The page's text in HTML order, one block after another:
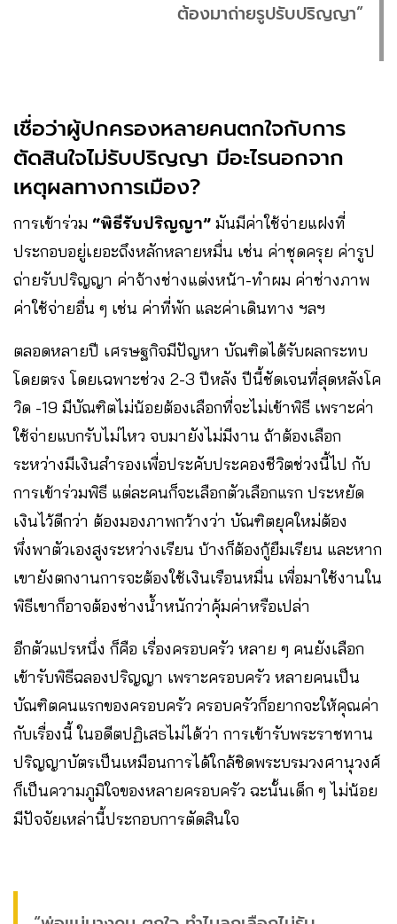
ต้องมาถ่ายรูปรับปริญญา”
เชื่อว่าผู้ปกครองหลายคนตกใจกับการ
ตัดสินใจไม่รับปริญญา มีอะไรนอกจาก
เหตุผลทางการเมือง?
การเข้าร่วม “พิธีรับปริญญา” มันมีค่าใช้จ่ายแฝงที่
ประกอบอยู่เยอะถึงหลักหลายหมื่น เช่น ค่าชุดครุย ค่ารูป
ถ่ายรับปริญญา ค่าจ้างช่างแต่งหน้า-ทำผม ค่าช่างภาพ
ค่าใช้จ่ายอื่น ๆ เช่น ค่าที่พัก และค่าเดินทาง ฯลฯ
ตลอดหลายปี เศรษฐกิจมีปัญหา บัณฑิตได้รับผลกระทบ
โดยตรง โดยเฉพาะช่วง 2-3 ปีหลัง ปีนี้ชัดเจนที่สุดหลังโค
วิด -19 มีบัณฑิตไม่น้อยต้องเลือกที่จะไม่เข้าพิธี เพราะค่า
ใช้จ่ายแบกรับไม่ไหว จบมายังไม่มีงาน ถ้าต้องเลือก
ระหว่างมีเงินสำรองเพื่อประคับประคองชีวิตช่วงนี้ไป กับ
การเข้าร่วมพิธี แต่ละคนก็จะเลือกตัวเลือกแรก ประหยัด
เงินไว้ดีกว่า ต้องมองภาพกว้างว่า บัณฑิตยุคใหม่ต้อง
พึ่งพาตัวเองสูงระหว่างเรียน บ้างก็ต้องกู้ยืมเรียน และหาก
เขายังตกงานการจะต้องใช้เงินเรือนหมื่น เพื่อมาใช้งานใน
พิธีเขาก็อาจต้องช่างน้ำหนักว่าคุ้มค่าหรือเปล่า
อีกตัวแปรหนึ่ง ก็คือ เรื่องครอบครัว หลาย ๆ คนยังเลือก
เข้ารับพิธีฉลองปริญญา เพราะครอบครัว หลายคนเป็น
บัณฑิตคนแรกของครอบครัว ครอบครัวก็อยากจะให้คุณค่า
กับเรื่องนี้ ในอดีตปฏิเสธไม่ได้ว่า การเข้ารับพระราชทาน
ปริญญาบัตรเป็นเหมือนการได้ใกล้ชิดพระบรมวงศานุวงศ์
ก็เป็นความภูมิใจของหลายครอบครัว ฉะนั้นเด็ก ๆ ไม่น้อย
มีปัจจัยเหล่านี้ประกอบการตัดสินใจ